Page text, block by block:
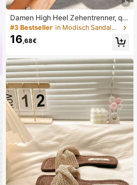
5
Damen High Heel Zehentrenner, qu
adratisches Zehen-Design, dünne
Absatz Zehentrenner Sandalen für
den Sommer
#3 Bestseller in Modisch Sandalen mit Damenabsatz
16 ,68€